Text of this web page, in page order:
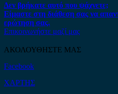
Δεν βρήκατε αυτό που ψάχνετε;
Είμαστε στη διάθεση σας να
ερώτηση σας.
Επικοινωνήστε μαζί μας
ΑΚΟΛΟΥΘΗΣΤΕ ΜΑΣ
Facebook
ΧΑΡΤΗΣ